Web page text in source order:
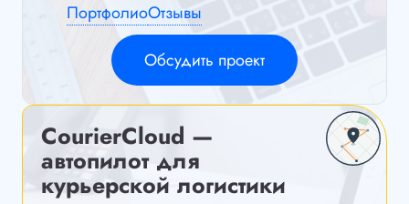
ПортфолиоОтзывы
Обсудить проект
CourierCloud —
автопилот для
курьерской логистики